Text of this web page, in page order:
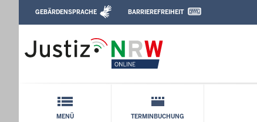
Arbeitsgericht Siegen: Elektronischer
Direkt zum Inhalt
Leichte Sprache,
GEBÄRDENSPRACHE BARRIEREFREIHEIT
Schnellnavigation mit Volltext-Suche
MENÜ TERMINBUCHUNG